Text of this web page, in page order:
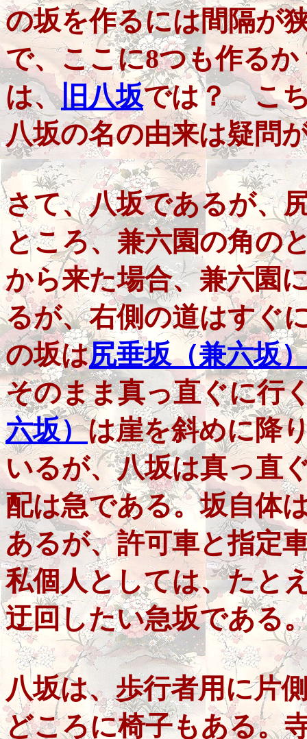
の坂を作るには間隔が
で、ここに8つも作る
は、旧八坂では？ こち
八坂の名の由来は疑問
さて、八坂であるが、
ところ、兼六園の角の
から来た場合、兼六園
るが、右側の道はすぐ
の坂は尻垂坂（兼六坂
そのまま真っ直ぐに行
六坂）は崖を斜めに降
いるが、八坂は真っ直
配は急である。坂自体
あるが、許可車と指定
私個人としては、たと
迂回したい急坂である
八坂は、歩行者用に片
どころに椅子もある。